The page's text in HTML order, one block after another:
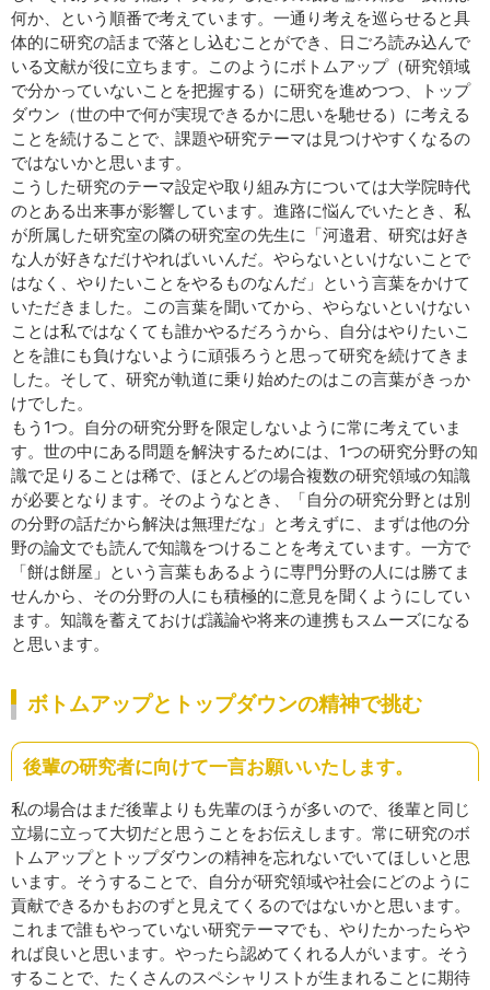
何か、という順番で考えています。一通り考えを巡らせると具
体的に研究の話まで落とし込むことができ、日ごろ読み込んで
いる文献が役に立ちます。このようにボトムアップ（研究領域
で分かっていないことを把握する）に研究を進めつつ、トップ
ダウン（世の中で何が実現できるかに思いを馳せる）に考える
ことを続けることで、課題や研究テーマは見つけやすくなるの
ではないかと思います。
こうした研究のテーマ設定や取り組み方については大学院時代
のとある出来事が影響しています。進路に悩んでいたとき、私
が所属した研究室の隣の研究室の先生に「河邉君、研究は好き
な人が好きなだけやればいいんだ。やらないといけないことで
はなく、やりたいことをやるものなんだ」という言葉をかけて
いただきました。この言葉を聞いてから、やらないといけない
ことは私ではなくても誰かやるだろうから、自分はやりたいこ
とを誰にも負けないように頑張ろうと思って研究を続けてきま
した。そして、研究が軌道に乗り始めたのはこの言葉がきっか
けでした。
もう1つ。自分の研究分野を限定しないように常に考えていま
す。世の中にある問題を解決するためには、1つの研究分野の知
識で足りることは稀で、ほとんどの場合複数の研究領域の知識
が必要となります。そのようなとき、「自分の研究分野とは別
の分野の話だから解決は無理だな」と考えずに、まずは他の分
野の論文でも読んで知識をつけることを考えています。一方で
「餅は餅屋」という言葉もあるように専門分野の人には勝てま
せんから、その分野の人にも積極的に意見を聞くようにしてい
ます。知識を蓄えておけば議論や将来の連携もスムーズになる
と思います。
ボトムアップとトップダウンの精神で挑む
後輩の研究者に向けて一言お願いいたします。
私の場合はまだ後輩よりも先輩のほうが多いので、後輩と同じ
立場に立って大切だと思うことをお伝えします。常に研究のボ
トムアップとトップダウンの精神を忘れないでいてほしいと思
います。そうすることで、自分が研究領域や社会にどのように
貢献できるかもおのずと見えてくるのではないかと思います。
これまで誰もやっていない研究テーマでも、やりたかったらや
れば良いと思います。やったら認めてくれる人がいます。そう
することで、たくさんのスペシャリストが生まれることに期待